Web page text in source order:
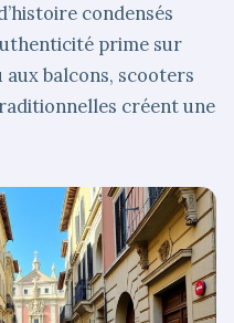
condensés
prime sur
aux balcons, scooters
créent une